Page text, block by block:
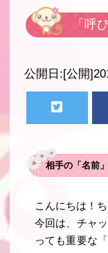
「呼
公開日:[公開
相手の「名前
こんにちは！
今回は、チャ
っても重要な